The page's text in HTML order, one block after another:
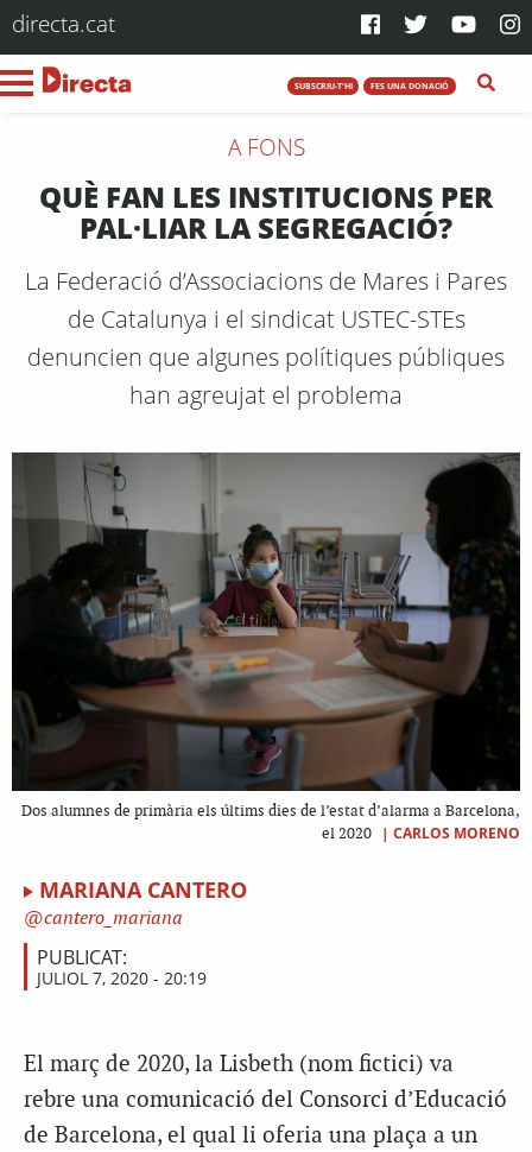
directa.cat
SUBSCRIU-T'HI FES UNA DONACIÓ
A FONS
QUÈ FAN LES INSTITUCIONS PER
PAL·LIAR LA SEGREGACIÓ?
La Federació d’Associacions de Mares i Pares
de Catalunya i el sindicat USTEC-STEs
denuncien que algunes polítiques públiques
han agreujat el problema
Dos alumnes de primària els últims dies de l’estat d’alarma a Barcelona,
el 2020
| CARLOS MORENO
MARIANA CANTERO
cantero_mariana
PUBLICAT:
JULIOL 7, 2020 - 20:19
El març de 2020, la Lisbeth (nom fictici) va
rebre una comunicació del Consorci d’Educació
de Barcelona, el qual li oferia una plaça a un